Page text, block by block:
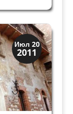
как
победы,
Июл 20
2011